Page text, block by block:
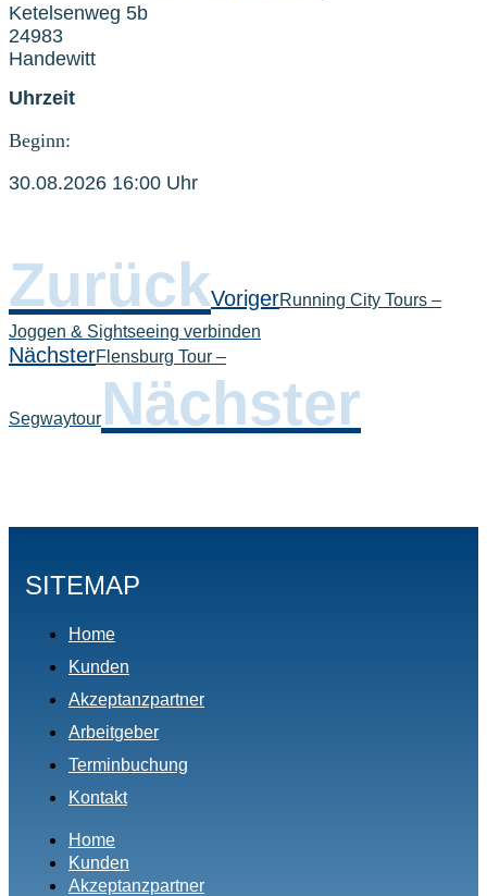
Ketelsenweg 5b
24983
Handewitt
Uhrzeit
Beginn:
30.08.2026 16:00 Uhr
ZurückVorigerRunning City Tours –
Joggen & Sightseeing verbinden
NächsterFlensburg Tour –
Segwaytour Nächster
SITEMAP
Home
Kunden
Akzeptanzpartner
Arbeitgeber
Terminbuchung
Kontakt
Home
Kunden
Akzeptanzpartner